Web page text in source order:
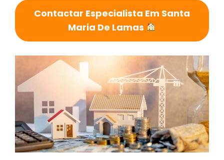
Contactar Especialista Em Santa
Maria De Lamas